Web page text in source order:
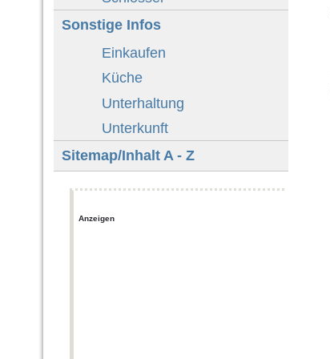
Sonstige Infos
Einkaufen
Küche
Unterhaltung
Unterkunft
Sitemap/Inhalt A - Z
Anzeigen